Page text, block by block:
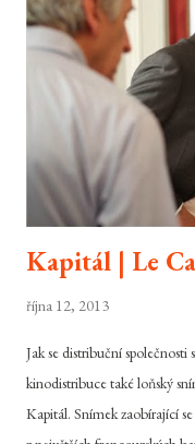
program Jaegerů, obřích
se lidé mají alespoň
se svým bratrem patří k těm
Kapitál | Le
října 12, 2013
Jak se distribuční společnosti
kinodistribuce také loňský
Kapitál. Snímek zaobírající